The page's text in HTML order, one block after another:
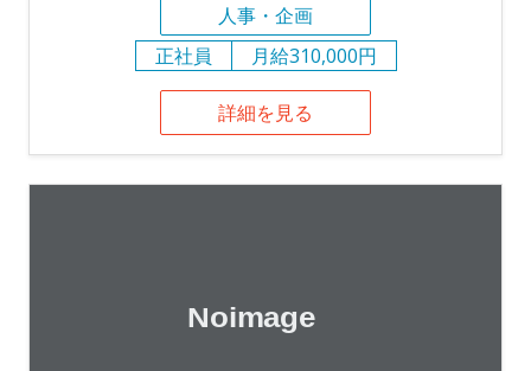
人事・企画
正社員
月給310,000円
詳細を見る